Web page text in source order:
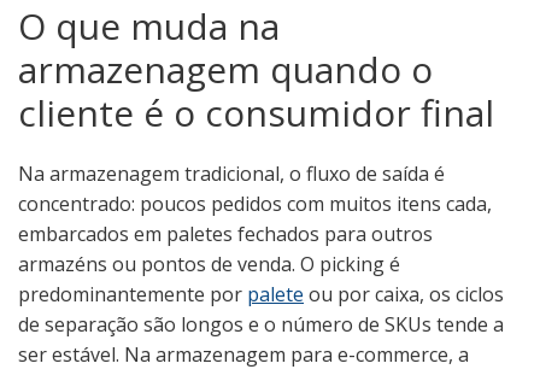
O que muda na
armazenagem quando o
cliente é o consumidor final
Na armazenagem tradicional, o fluxo de saída é
concentrado: poucos pedidos com muitos itens cada,
embarcados em paletes fechados para outros
armazéns ou pontos de venda. O picking é
predominantemente por palete ou por caixa, os ciclos
de separação são longos e o número de SKUs tende a
ser estável. Na armazenagem para e-commerce, a